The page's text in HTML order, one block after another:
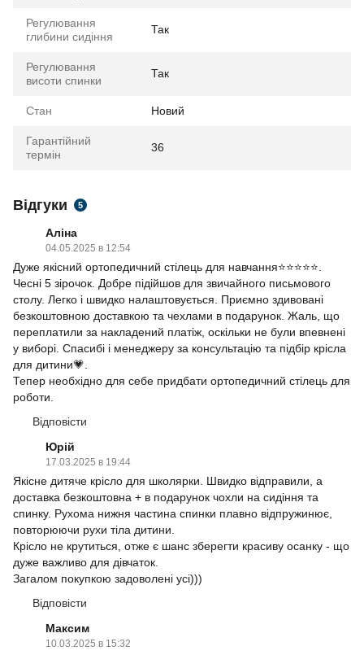
Регулювання
глибини сидіння
Так
Регулювання
висоти спинки
Так
Стан Новий
Гарантійний
термін
36
Відгуки 5
Аліна
04.05.2025 в 12:54
Дуже якісний ортопедичний стілець для навчання⭐⭐⭐⭐⭐.
Чесні 5 зірочок. Добре підійшов для звичайного письмового
столу. Легко і швидко налаштовується. Приємно здивовані
безкоштовною доставкою та чехлами в подарунок. Жаль, що
переплатили за накладений платіж, оскільки не були впевнені
у виборі. Спасибі і менеджеру за консультацію та підбір крісла
для дитини💗.
Тепер необхідно для себе придбати ортопедичний стілець для
роботи.
Відповісти
Юрій
17.03.2025 в 19:44
Якісне дитяче крісло для школярки. Швидко відправили, а
доставка безкоштовна + в подарунок чохли на сидіння та
спинку. Рухома нижня частина спинки плавно відпружинює,
повторюючи рухи тіла дитини.
Крісло не крутиться, отже є шанс зберегти красиву осанку - що
дуже важливо для дівчаток.
Загалом покупкою задоволені усі)))
Відповісти
Максим
10.03.2025 в 15:32